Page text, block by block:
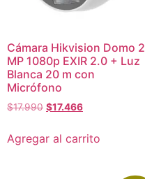
Cámara Hikvision Domo 2
MP 1080p EXIR 2.0 + Luz
Blanca 20 m con
Micrófono
$17.990 $17.466
Agregar al carrito